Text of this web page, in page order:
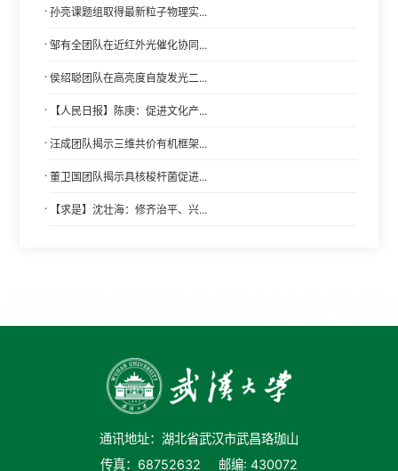
· 孙亮课题组取得最新粒子物理实...
· 邹有全团队在近红外光催化协同...
· 侯绍聪团队在高亮度自旋发光二...
· 【人民日报】陈庚：促进文化产...
· 汪成团队揭示三维共价有机框架...
· 董卫国团队揭示具核梭杆菌促进...
· 【求是】沈壮海：修齐治平、兴...
通讯地址：湖北省武汉市武昌珞珈山
传真：68752632
邮编: 430072